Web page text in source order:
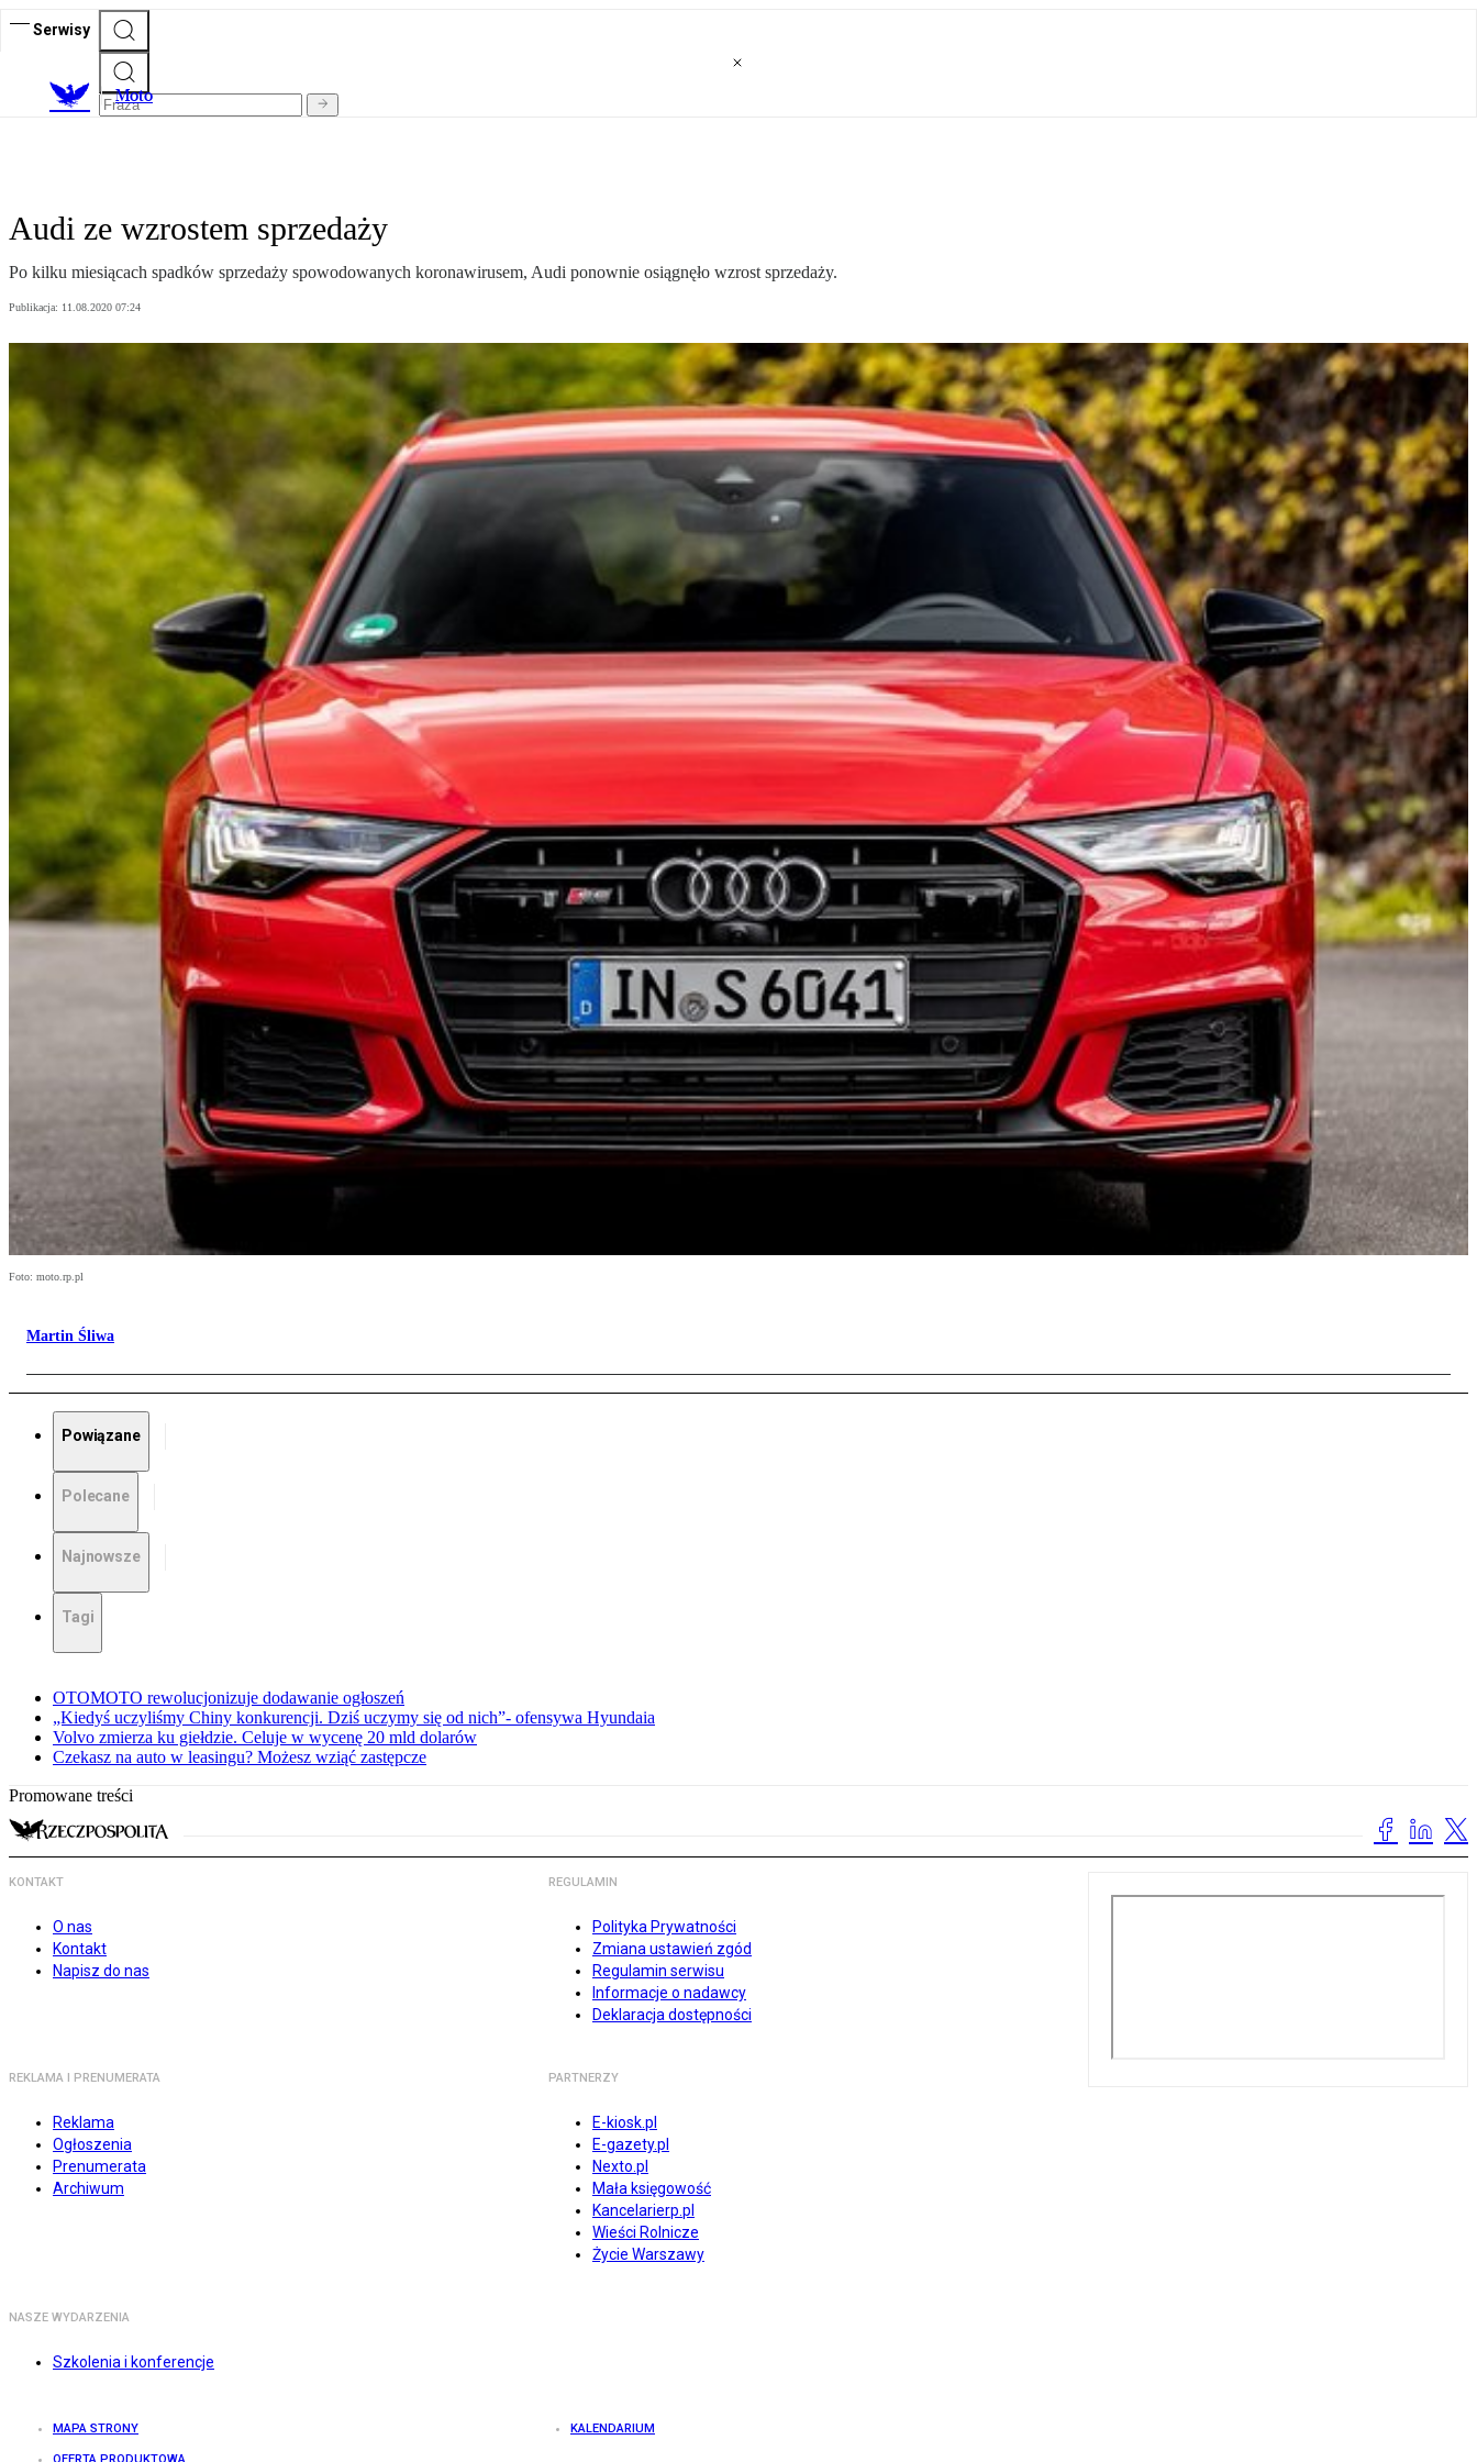
Serwisy
Moto
Audi ze wzrostem sprzedaży
Po kilku miesiącach spadków sprzedaży spowodowanych koronawirusem, Audi ponownie osiągnęło wzrost sprzedaży.
Publikacja: 11.08.2020 07:24
Foto: moto.rp.pl
Martin Śliwa
Powiązane
Polecane
Najnowsze
Tagi
OTOMOTO rewolucjonizuje dodawanie ogłoszeń
„Kiedyś uczyliśmy Chiny konkurencji. Dziś uczymy się od nich”- ofensywa Hyundaia
Volvo zmierza ku giełdzie. Celuje w wycenę 20 mld dolarów
Czekasz na auto w leasingu? Możesz wziąć zastępcze
Promowane treści
KONTAKT
O nas
Kontakt
Napisz do nas
REGULAMIN
Polityka Prywatności
Zmiana ustawień zgód
Regulamin serwisu
Informacje o nadawcy
Deklaracja dostępności
REKLAMA I PRENUMERATA
Reklama
Ogłoszenia
Prenumerata
Archiwum
PARTNERZY
E-kiosk.pl
E-gazety.pl
Nexto.pl
Mała księgowość
Kancelarierp.pl
Wieści Rolnicze
Życie Warszawy
NASZE WYDARZENIA
Szkolenia i konferencje
MAPA STRONY KALENDARIUM